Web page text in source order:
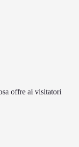
offre ai visitatori